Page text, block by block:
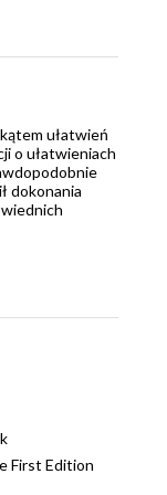
ułatwień
o ułatwieniach
dokonania
First Edition